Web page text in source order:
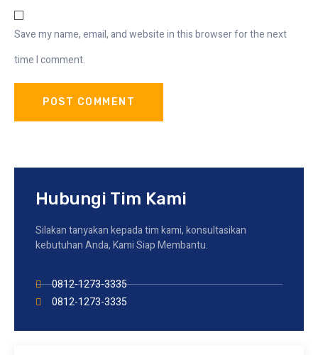
Save my name, email, and website in this browser for the next
time I comment.
Hubungi Tim Kami
Silakan tanyakan kepada tim kami, konsultasikan
kebutuhan Anda, Kami Siap Membantu.
0812-1273-3335
0812-1273-3335